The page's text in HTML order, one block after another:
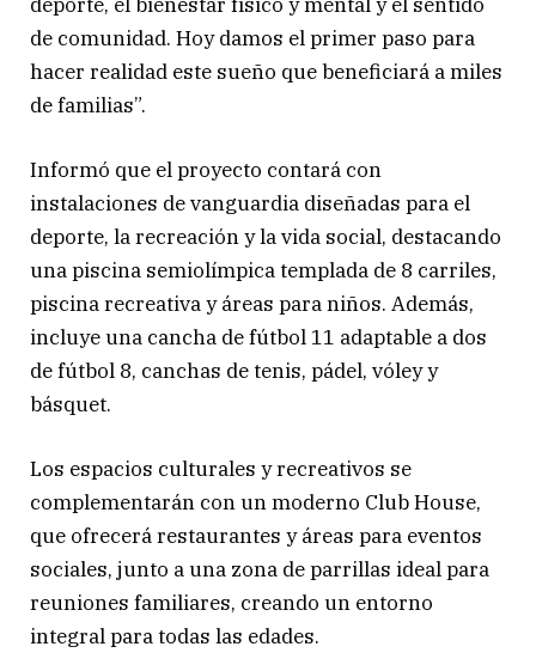
de comunidad. Hoy damos el primer paso para
hacer realidad este sueño que beneficiará a miles
de familias”.
Informó que el proyecto contará con
instalaciones de vanguardia diseñadas para el
deporte, la recreación y la vida social, destacando
una piscina semiolímpica templada de 8 carriles,
piscina recreativa y áreas para niños. Además,
incluye una cancha de fútbol 11 adaptable a dos
de fútbol 8, canchas de tenis, pádel, vóley y
básquet.
Los espacios culturales y recreativos se
complementarán con un moderno Club House,
que ofrecerá restaurantes y áreas para eventos
sociales, junto a una zona de parrillas ideal para
reuniones familiares, creando un entorno
integral para todas las edades.